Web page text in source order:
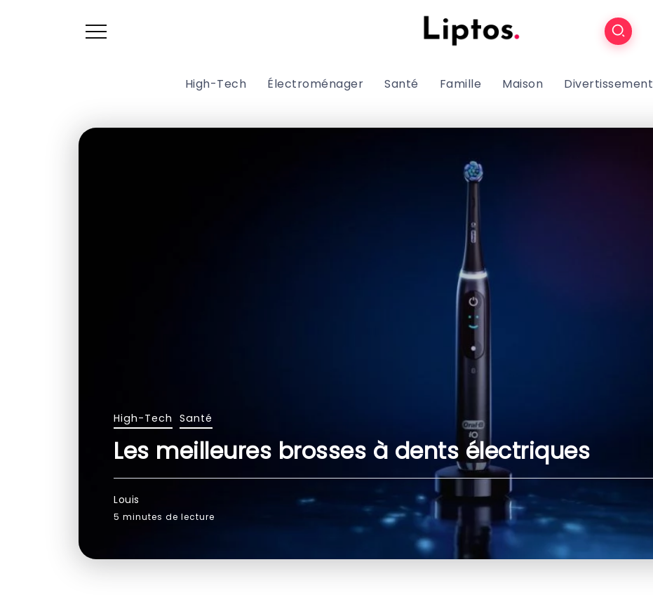
High-Tech Électroménager Santé Famille Maison Divertissement
High-Tech Santé
Les meilleures brosses à dents électriques
Louis
5 minutes de lecture